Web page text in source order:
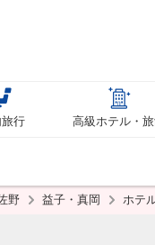
旅行 高級ホテル・
野 益子・真岡 ホテ